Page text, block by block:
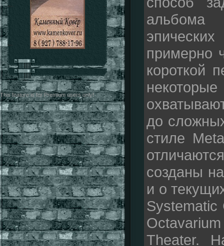
This feature is for Premium users only!
альбома
примерно
короткой
до
стиле
созданы
и о
Systematic
Theater.